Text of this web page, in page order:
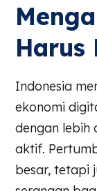
Harus
Indonesia
ekonomi
dengan lebih
aktif.
besar, tetapi